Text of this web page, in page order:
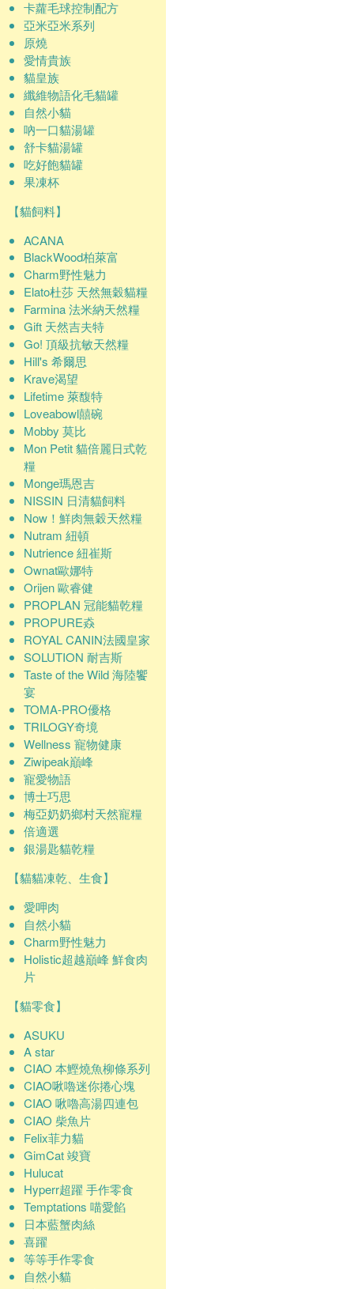
卡蘿毛球控制配方
亞米亞米系列
原燒
愛情貴族
貓皇族
纖維物語化毛貓罐
自然小貓
吶一口貓湯罐
舒卡貓湯罐
吃好飽貓罐
果凍杯
【貓飼料】
ACANA
BlackWood柏萊富
Charm野性魅力
Elato杜莎 天然無穀貓糧
Farmina 法米納天然糧
Gift 天然吉夫特
Go! 頂級抗敏天然糧
Hill's 希爾思
Krave渴望
Lifetime 萊馥特
Loveabowl囍碗
Mobby 莫比
Mon Petit 貓倍麗日式乾
糧
Monge瑪恩吉
NISSIN 日清貓飼料
Now！鮮肉無穀天然糧
Nutram 紐頓
Nutrience 紐崔斯
Ownat歐娜特
Orijen 歐睿健
PROPLAN 冠能貓乾糧
PROPURE猋
ROYAL CANIN法國皇家
SOLUTION 耐吉斯
Taste of the Wild 海陸饗
宴
TOMA-PRO優格
TRILOGY奇境
Wellness 寵物健康
Ziwipeak巔峰
寵愛物語
博士巧思
梅亞奶奶鄉村天然寵糧
倍適選
銀湯匙貓乾糧
【貓貓凍乾、生食】
愛呷肉
自然小貓
Charm野性魅力
Holistic超越巔峰 鮮食肉
片
【貓零食】
ASUKU
A star
CIAO 本鰹燒魚柳條系列
CIAO啾嚕迷你捲心塊
CIAO 啾嚕高湯四連包
CIAO 柴魚片
Felix菲力貓
GimCat 竣寶
Hulucat
Hyperr超躍 手作零食
Temptations 喵愛餡
日本藍蟹肉絲
喜躍
等等手作零食
自然小貓